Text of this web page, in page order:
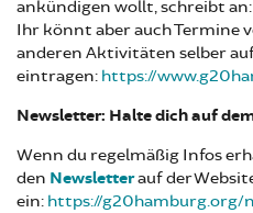
ankündigen wollt, schreibt an:
Ihr könnt aber auch Termine
anderen Aktivitäten selber
eintragen: https://
Newsletter: Halte dich auf
Wenn du regelmäßig Infos
den Newsletterauf der
ein: https://g20hamburg.org/